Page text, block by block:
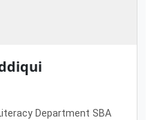
Department SBA